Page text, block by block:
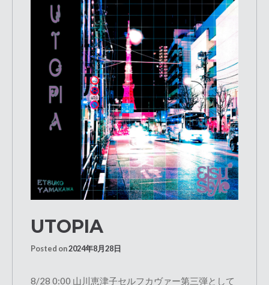
UTOPIA
Posted on2024年8月28日
8/28 0:00 山川恵津子セルフカヴァー第三弾として